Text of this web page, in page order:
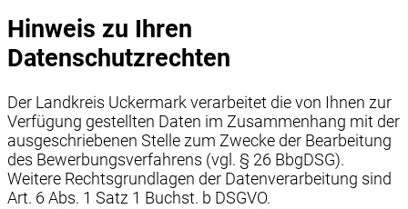
Hinweis zu Ihren
Datenschutzrechten
Der Landkreis Uckermark verarbeitet die von Ihnen zur
Verfügung gestellten Daten im Zusammenhang mit der
ausgeschriebenen Stelle zum Zwecke der Bearbeitung
des Bewerbungsverfahrens (vgl. § 26 BbgDSG).
Weitere Rechtsgrundlagen der Datenverarbeitung sind
Art. 6 Abs. 1 Satz 1 Buchst. b DSGVO.